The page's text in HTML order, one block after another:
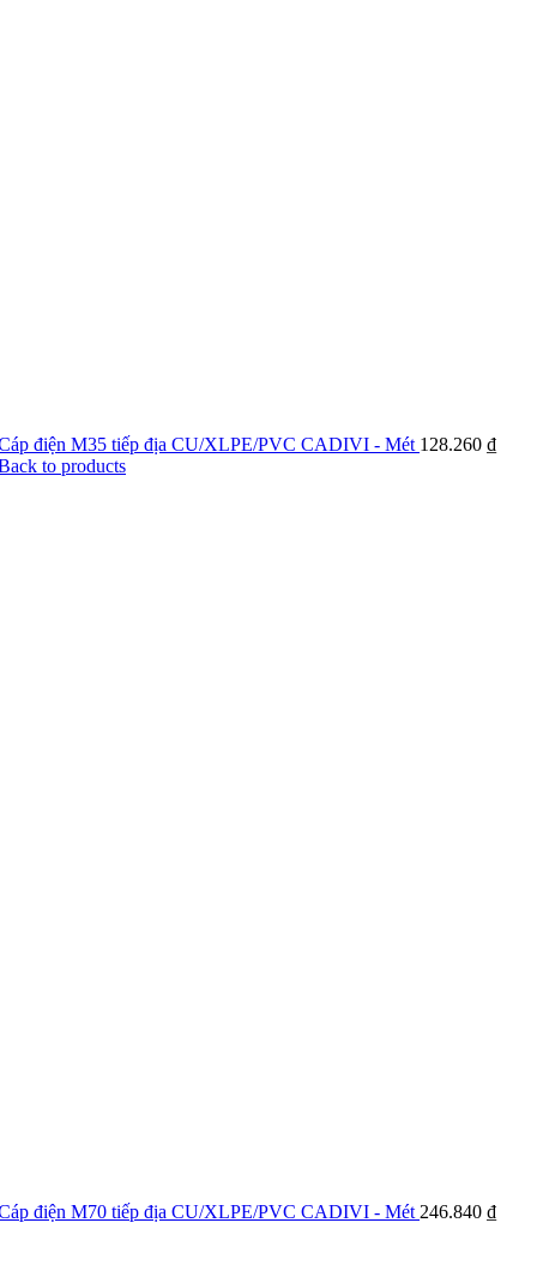
điện M35 tiếp địa CU/XLPE/PVC CADIVI - Mét 128.260 ₫
to products
điện M70 tiếp địa CU/XLPE/PVC CADIVI - Mét 246.840 ₫